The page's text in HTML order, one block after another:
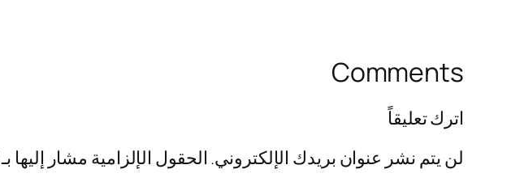
Comments
اترك تعليقاً
لن يتم نشر عنوان بريدك الإلكتروني. الحقول الإلزامية مشار إليها بـ